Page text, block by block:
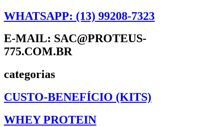
WHATSAPP: (13) 99208-7323
E-MAIL: SAC@PROTEUS-
775.COM.BR
categorias
CUSTO-BENEFÍCIO (KITS)
WHEY PROTEIN